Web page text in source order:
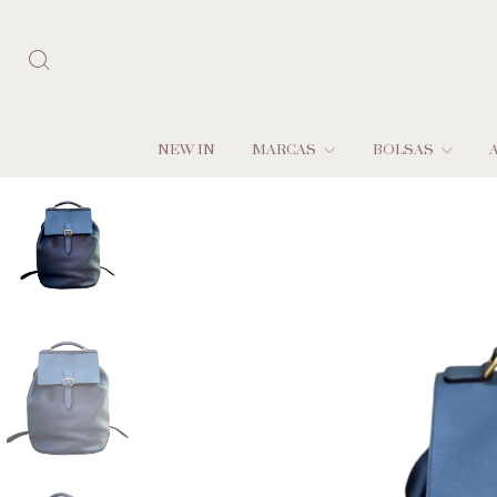
NEW IN MARCAS BOLSAS